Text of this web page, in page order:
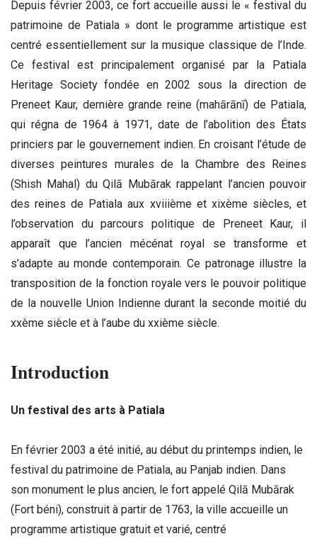
Depuis février 2003, ce fort accueille aussi le « festival du
patrimoine de Patiala » dont le programme artistique est
centré essentiellement sur la musique classique de l’Inde.
Ce festival est principalement organisé par la Patiala
Heritage Society fondée en 2002 sous la direction de
Preneet Kaur, dernière grande reine (mahārānī) de Patiala,
qui régna de 1964 à 1971, date de l’abolition des États
princiers par le gouvernement indien. En croisant l’étude de
diverses peintures murales de la Chambre des Reines
(Shish Mahal) du Qilā Mubārak rappelant l’ancien pouvoir
des reines de Patiala aux xviiième et xixème siècles, et
l’observation du parcours politique de Preneet Kaur, il
apparaît que l’ancien mécénat royal se transforme et
s’adapte au monde contemporain. Ce patronage illustre la
transposition de la fonction royale vers le pouvoir politique
de la nouvelle Union Indienne durant la seconde moitié du
xxème siècle et à l’aube du xxième siècle.
Introduction
Un festival des arts à Patiala
En février 2003 a été initié, au début du printemps indien, le
festival du patrimoine de Patiala, au Panjab indien. Dans
son monument le plus ancien, le fort appelé Qilā Mubārak
(Fort béni), construit à partir de 1763, la ville accueille un
programme artistique gratuit et varié, centré